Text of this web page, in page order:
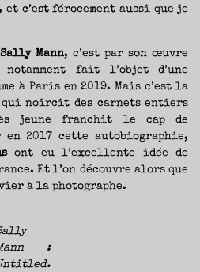
c’est férocement aussi que je
Sally Mann, c’est par son œuvre
fait l’objet d’une
à Paris en 2019. Mais c’est la
noircit des carnets entiers
jeune franchit le cap de
2017 cette autobiographie,
ont eu l’excellente idée de
Et l’on découvre alors que
à la photographe.
: